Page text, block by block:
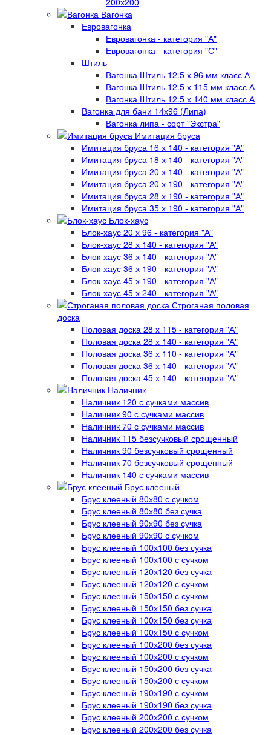
Вагонка
Евровагонка
Евровагонка - категория "А"
Евровагонка - категория "С"
Штиль
Вагонка Штиль 12.5 х 96 мм класс А
Вагонка Штиль 12.5 х 115 мм класс А
Вагонка Штиль 12.5 х 140 мм класс А
Вагонка для бани 14х96 (Липа)
Вагонка липа - сорт "Экстра"
Имитация бруса
Имитация бруса 16 х 140 - категория "А"
Имитация бруса 18 х 140 - категория "А"
Имитация бруса 20 х 140 - категория "А"
Имитация бруса 20 х 190 - категория "А"
Имитация бруса 28 х 190 - категория "А"
Имитация бруса 35 х 190 - категория "А"
Блок-хаус
Блок-хаус 20 х 96 - категория "А"
Блок-хаус 28 х 140 - категория "А"
Блок-хаус 36 х 140 - категория "А"
Блок-хаус 36 х 190 - категория "А"
Блок-хаус 45 х 190 - категория "А"
Блок-хаус 45 х 240 - категория "А"
Строганая половая
доска
Половая доска 28 х 115 - категория "А"
Половая доска 28 х 140 - категория "А"
Половая доска 36 х 110 - категория "А"
Половая доска 36 х 140 - категория "А"
Половая доска 45 х 140 - категория "А"
Наличник
Наличник 120 с сучками массив
Наличник 90 с сучками массив
Наличник 70 с сучками массив
Наличник 115 безсучковый срощенный
Наличник 90 безсучковый срощенный
Наличник 70 безсучковый срощенный
Наличник 140 с сучками массив
Брус клееный
Брус клееный 80х80 с сучком
Брус клееный 80х80 без сучка
Брус клееный 90х90 без сучка
Брус клееный 90х90 с сучком
Брус клееный 100х100 без сучка
Брус клееный 100х100 с сучком
Брус клееный 120х120 без сучка
Брус клееный 120х120 с сучком
Брус клееный 150х150 с сучком
Брус клееный 150х150 без сучка
Брус клееный 100х150 без сучка
Брус клееный 100х150 с сучком
Брус клееный 100х200 без сучка
Брус клееный 100х200 с сучком
Брус клееный 150х200 без сучка
Брус клееный 150х200 с сучком
Брус клееный 190х190 с сучком
Брус клееный 190х190 без сучка
Брус клееный 200х200 с сучком
Брус клееный 200х200 без сучка